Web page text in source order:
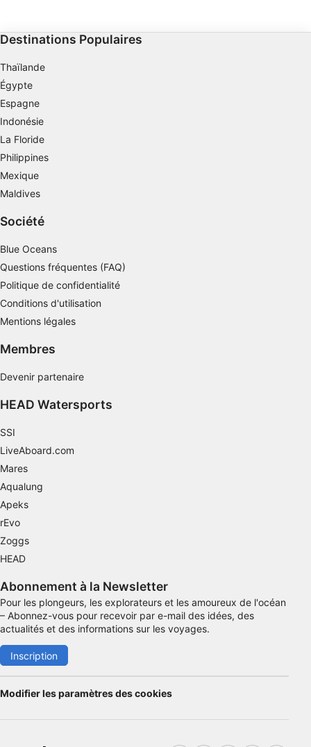
Destinations Populaires
Thaïlande
Égypte
Espagne
Indonésie
La Floride
Philippines
Mexique
Maldives
Société
Blue Oceans
Questions fréquentes (FAQ)
Politique de confidentialité
Conditions d'utilisation
Mentions légales
Membres
Devenir partenaire
HEAD Watersports
SSI
LiveAboard.com
Mares
Aqualung
Apeks
rEvo
Zoggs
HEAD
Abonnement à la Newsletter
Pour les plongeurs, les explorateurs et les amoureux de l'océan
– Abonnez-vous pour recevoir par e-mail des idées, des
actualités et des informations sur les voyages.
Inscription
Modifier les paramètres des cookies